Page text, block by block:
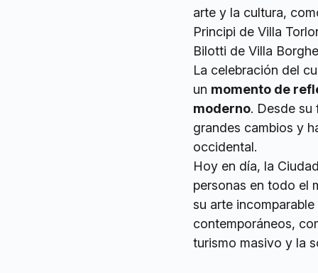
arte y la cultura,
Principi de Villa
Bilotti de Villa
La celebración del
un momento de
moderno. Desde su
grandes cambios y
occidental.
Hoy en día, la
personas en todo el
su arte
contemporáneos,
turismo masivo y la